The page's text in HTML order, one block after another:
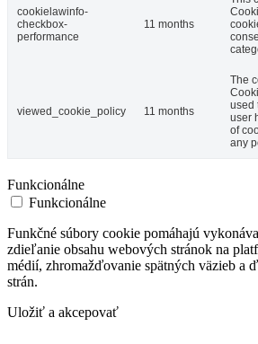
cookielawinfo-
checkbox-
performance
11 months
viewed_cookie_policy 11 months
The
used
user
of
any
Funkcionálne
Funkcionálne
Funkčné súbory cookie pomáhajú
zdieľanie obsahu webových stránok na
médií, zhromažďovanie spätných väzieb a
strán.
Uložiť a akcepovať